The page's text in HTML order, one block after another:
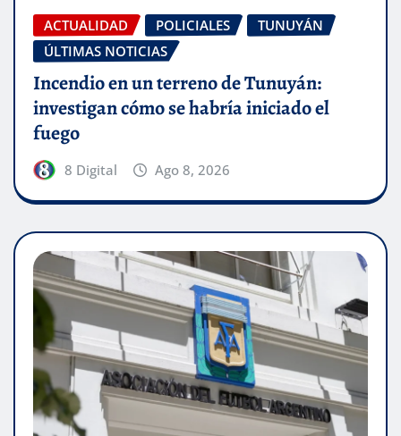
ACTUALIDAD POLICIALES
TUNUYÁN
ÚLTIMAS NOTICIAS
Incendio en un terreno de Tunuyán:
investigan cómo se habría iniciado el
fuego
8 Digital Ago 8, 2026